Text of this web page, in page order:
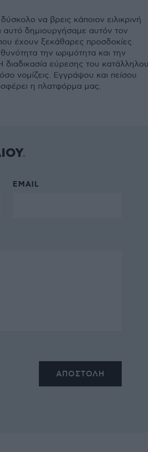
να βρεις κάποιον ειλικρινή
αυτό δημιουργήσαμε αυτόν τον
έχουν ξεκάθαρες προσδοκίες.
την ωριμότητα και την
διαδικασία εύρεσης του
νομίζεις. Εγγράψου και πείσου
η πλατφόρμα μας.
EMAIL